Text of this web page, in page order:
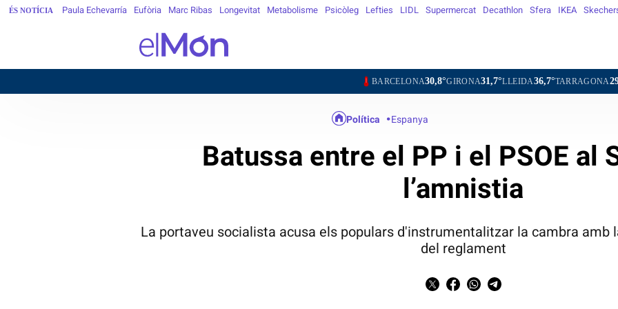
ÉS NOTÍCIA Paula Echevarría Eufòria Marc Ribas Longevitat Metabolisme Psicòleg Lefties LIDL Supermercat Decathlon Sfera IKEA
BARCELONA30,8°GIRONA31,7°LLEIDA36,7°TARRAGONA29,8°TORTOSA
Política Espanya
Batussa entre el PP i el PSOE al
l’amnistia
La portaveu socialista acusa els populars d'instrumentalitzar la cambra amb
del reglament